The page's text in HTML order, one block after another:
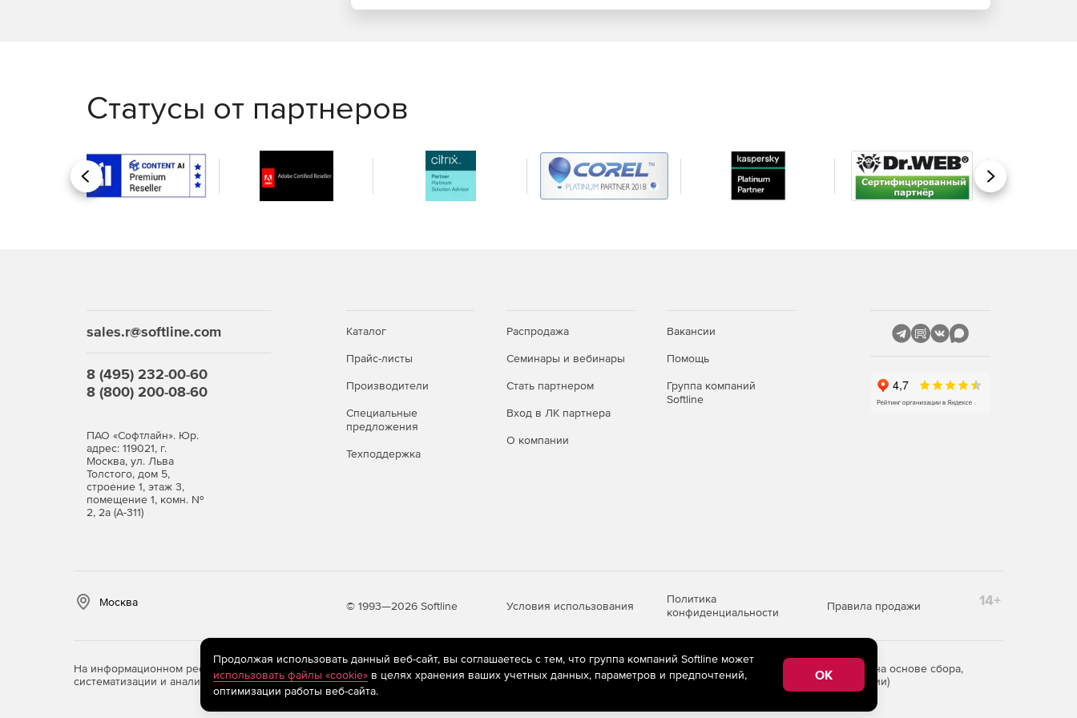
Статусы от партнеров
Назад Вперед
sales.r@softline.com
8 (495) 232-00-60
8 (800) 200-08-60
ПАО «Софтлайн». Юр.
адрес: 119021, г.
Москва, ул. Льва
Толстого, дом 5,
строение 1, этаж 3,
помещение 1, комн. №
2, 2а (А-311)
Каталог
Прайс-листы
Производители
Специальные
предложения
Техподдержка
Распродажа
Семинары и вебинары
Стать партнером
Вход в ЛК партнера
О компании
Вакансии
Помощь
Группа компаний
Softline
Москва © 1993—2026 Softline Условия использования
Политика
конфиденциальности
Правила продажи 14+
На информационном ресурсе store.softline.ru применяются рекомендательные технологии
(информационные технологии предоставления информации на основе сбора,
систематизации и анализа сведений, относящихся к предпочтениям пользователей сети «Интернет», находящихся на территории Российской Федерации)
Продолжая использовать данный веб-сайт, вы соглашаетесь с тем, что группа компаний Softline может
использовать файлы «cookie»в целях хранения ваших учетных данных, параметров и предпочтений,
оптимизации работы веб-сайта.
OK